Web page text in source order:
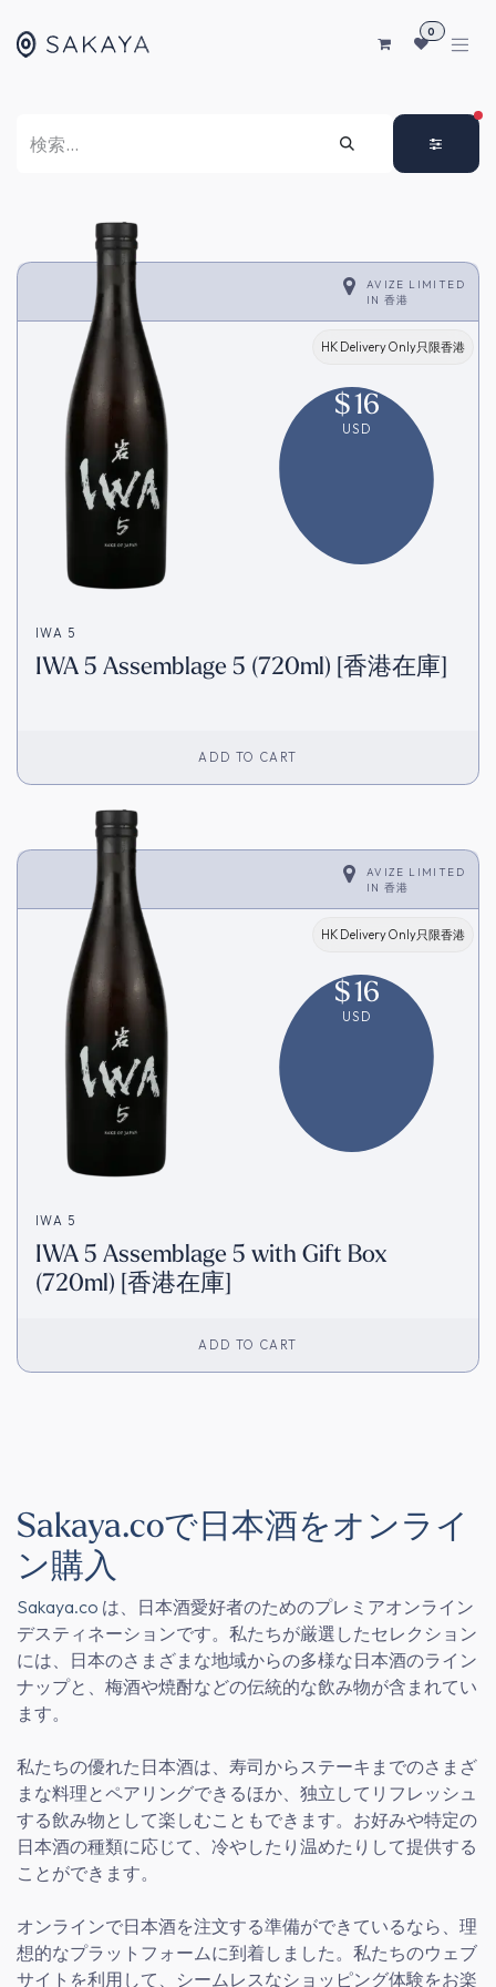
0
AVIZE LIMITED
IN 香港
HK Delivery Only只限香港
$16
USD
IWA 5
IWA 5 Assemblage 5 (720ml) [香港在庫]
ADD TO CART
AVIZE LIMITED
IN 香港
HK Delivery Only只限香港
$16
USD
IWA 5
IWA 5 Assemblage 5 with Gift Box
(720ml) [香港在庫]
ADD TO CART
Sakaya.coで日本酒をオンライ
ン購入
Sakaya.co は、日本酒愛好者のためのプレミアオンライン
デスティネーションです。私たちが厳選したセレクション
には、日本のさまざまな地域からの多様な日本酒のライン
ナップと、梅酒や焼酎などの伝統的な飲み物が含まれてい
ます。
私たちの優れた日本酒は、寿司からステーキまでのさまざ
まな料理とペアリングできるほか、独立してリフレッシュ
する飲み物として楽しむこともできます。お好みや特定の
日本酒の種類に応じて、冷やしたり温めたりして提供する
ことができます。
オンラインで日本酒を注文する準備ができているなら、理
想的なプラットフォームに到着しました。私たちのウェブ
サイトを利用して、シームレスなショッピング体験をお楽